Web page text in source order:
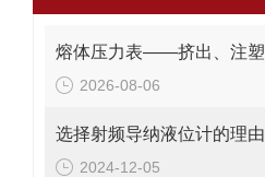
2026-08-06
选择射频导纳液位计的理由
2024-12-05